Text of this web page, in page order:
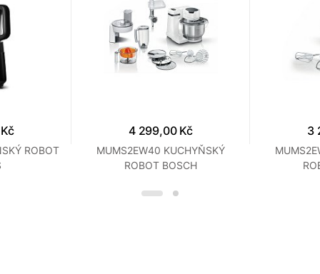
ROBOT
4 299,00 Kč
MUMS2EW40 KUCHYŇSKÝ
ROBOT BOSCH
3